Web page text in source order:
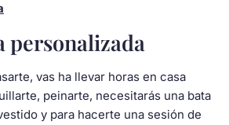
personalizada
vas ha llevar horas en casa
peinarte, necesitarás una bata
y para hacerte una sesión de